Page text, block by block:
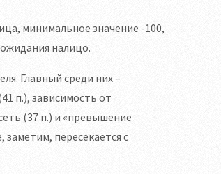
минимальное значение -100,
налицо.
Главный среди них –
п.), зависимость от
(37 п.) и «превышение
пересекается с